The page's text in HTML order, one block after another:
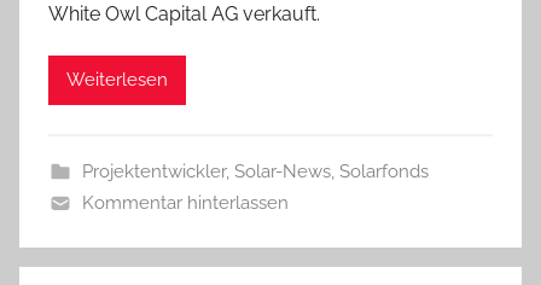
White Owl Capital AG verkauft.
Weiterlesen
Projektentwickler, Solar-News, Solarfonds
Kommentar hinterlassen